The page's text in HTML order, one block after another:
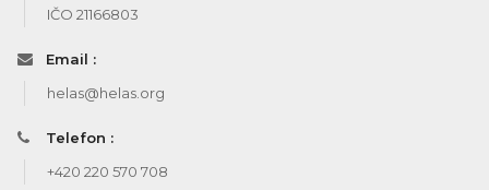
IČO 21166803
Email :
helas@helas.org
Telefon :
+420 220 570 708